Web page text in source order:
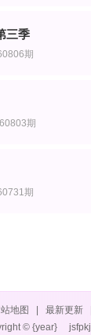
三季
期
期
期
地图 最新更新
© {year}